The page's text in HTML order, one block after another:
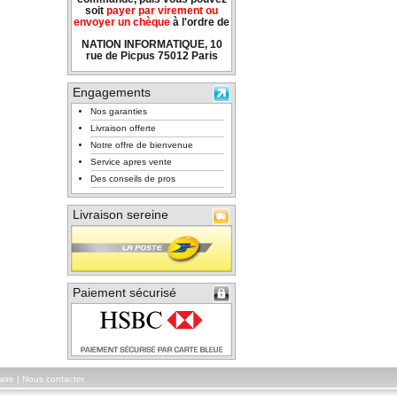
soit payer par virement ou
envoyer un chèque à l'ordre de
NATION INFORMATIQUE, 10
rue de Picpus 75012 Paris
Engagements
Nos garanties
Livraison offerte
Notre offre de bienvenue
Service apres vente
Des conseils de pros
Livraison sereine
Paiement sécurisé
Nous contacter